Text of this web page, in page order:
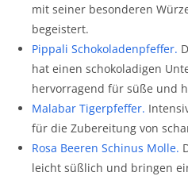
mit seiner besonderen
begeistert.
Pippali Schokoladenpfeffer.
hat einen schokoladigen
hervorragend für süße und
Malabar Tigerpfeffer.
für die Zubereitung von
Rosa Beeren Schinus Molle.
leicht süßlich und bringen